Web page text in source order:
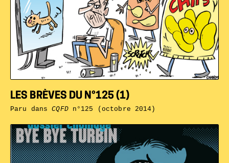
LES BRÈVES DU N°125 (1)
Paru dansCQFDn°125 (octobre 2014)